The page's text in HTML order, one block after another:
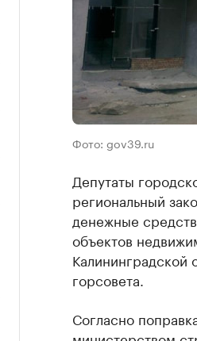
Фото: gov39.ru
Депутаты
региональный
денежные
объектов
Калининградской
горсовета.
Согласно